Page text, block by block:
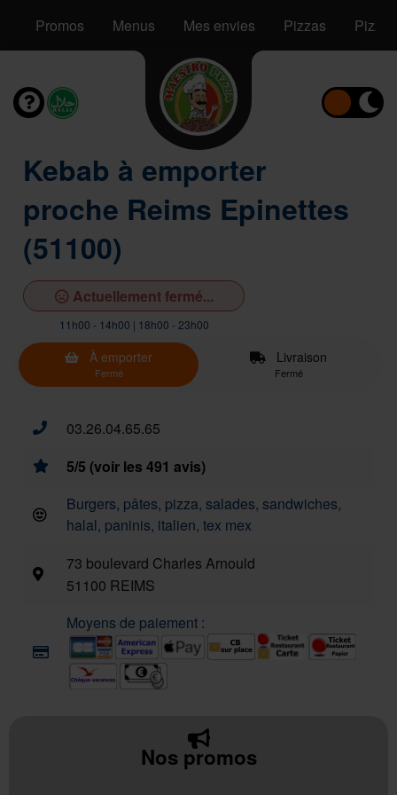
Promos Menus Mes envies Pizzas
Kebab à emporter
proche Reims Epinettes
(51100)
Actuellement fermé...
11h00 - 14h00 | 18h00 - 23h00
À emporter
Fermé
Livraison
Fermé
03.26.04.65.65
5/5 (voir les 491 avis)
Burgers, pâtes, pizza, salades, sandwiches,
halal, paninis, italien, tex mex
73 boulevard Charles Arnould
51100 REIMS
Moyens de paiement :
Nos promos